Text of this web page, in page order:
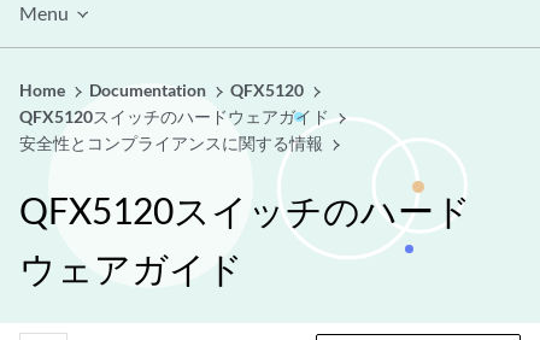
Menu
Home Documentation
QFX5120
QFX5120スイッチのハードウェアガイド
安全性とコンプライアンスに関する情報
QFX5120スイッチのハード
ウェアガイド